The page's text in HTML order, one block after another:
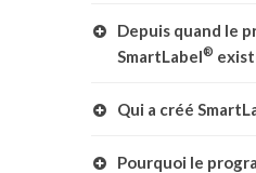
Depuis quand le
SmartLabel®
Qui a créé
Pourquoi le